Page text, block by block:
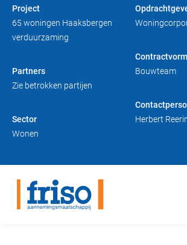
Duurzaam bouwen
Friso magazine
Project
65 woningen Haaksbergen
verduurzaming
Partners
Zie betrokken partijen
Sector
Wonen
Contractvorm
Bouwteam
Herbert